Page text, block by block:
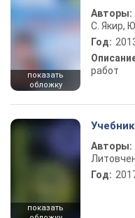
показать
обложку
Авторы:
С. Якир,
Год:
работ
показать
Авторы:
Год: